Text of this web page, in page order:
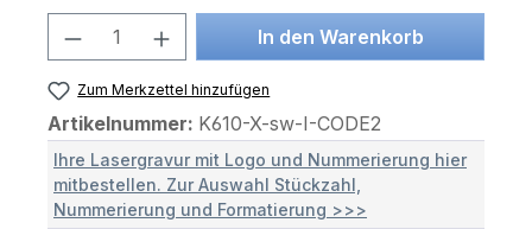
Produkt Anzahl: Gib den
In den Warenkorb
Zum Merkzettel hinzufügen
Artikelnummer: K610-X-sw-I-CODE2
Ihre Lasergravur mit Logo und Nummerierung hier
mitbestellen. Zur Auswahl Stückzahl,
Nummerierung und Formatierung >>>